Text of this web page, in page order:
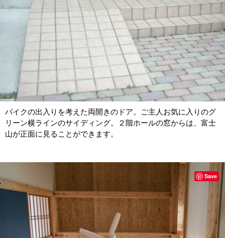
バイクの出入りを考えた両開きのドア。ご主人お気に入りのグ
リーン横ラインのサイディング。２階ホールの窓からは、富士
山が正面に見ることができます。
Save